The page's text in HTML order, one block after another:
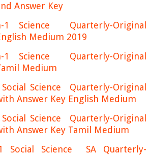
Answer Key
Science Quarterly-Original
Medium 2019
Science Quarterly-Original
Medium
Science Quarterly-Original
Answer Key English Medium
Science Quarterly-Original
Answer Key Tamil Medium
Social Science SA Quarterly-